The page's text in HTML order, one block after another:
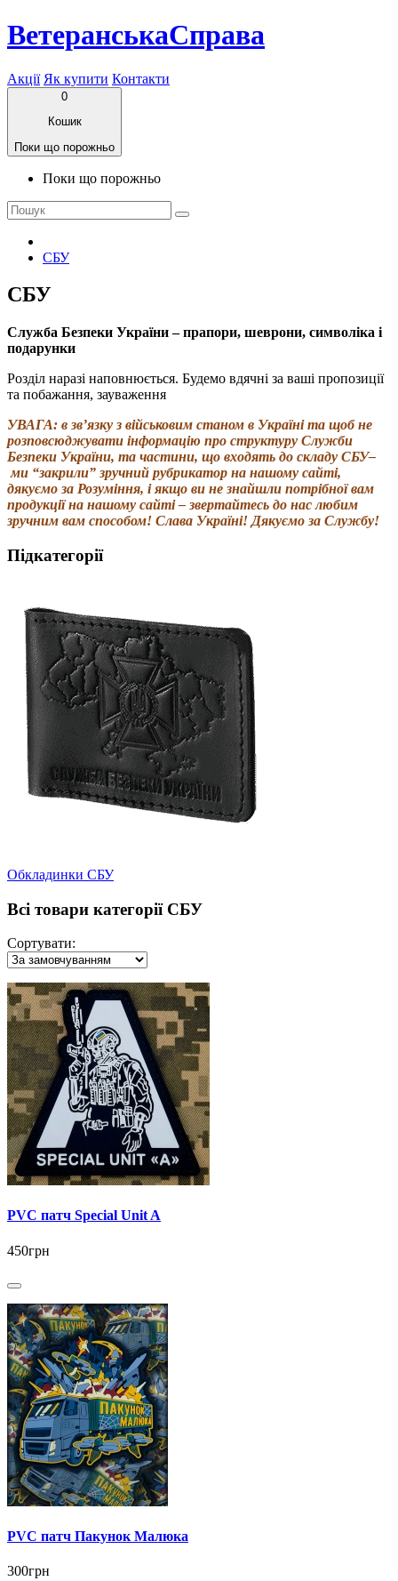
ВетеранськаСправа
Акції Як купити Контакти
0
Кошик
Поки що порожньо
Поки що порожньо
СБУ
СБУ
Служба Безпеки України – прапори, шеврони, символіка і
подарунки
Розділ наразі наповнюється. Будемо вдячні за ваші пропозиції
та побажання, зауваження
УВАГА: в зв’язку з військовим станом в Україні та щоб не
розповсюджувати інформацію про структуру Служби
Безпеки України, та частини, що входять до складу СБУ–
ми “закрили” зручний рубрикатор на нашому сайті,
дякуємо за Розуміння, і якщо ви не знайшли потрібної вам
продукції на нашому сайті – звертайтесь до нас любим
зручним вам способом! Слава Україні! Дякуємо за Службу!
Підкатегорії
Обкладинки СБУ
Всі товари категорії СБУ
Сортувати:
PVC патч Special Unit A
450грн
PVC патч Пакунок Малюка
300грн